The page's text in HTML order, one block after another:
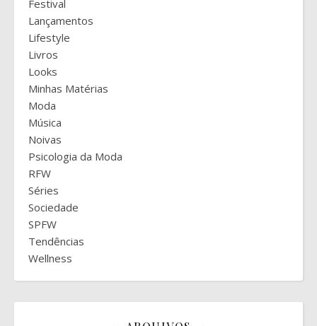
Festival
Lançamentos
Lifestyle
Livros
Looks
Minhas Matérias
Moda
Música
Noivas
Psicologia da Moda
RFW
Séries
Sociedade
SPFW
Tendências
Wellness